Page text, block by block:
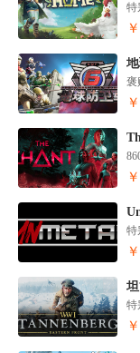
特
褒
特
特